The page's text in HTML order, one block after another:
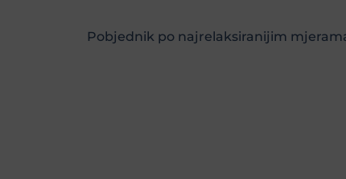
Pobjednik po najrelaksiranijim